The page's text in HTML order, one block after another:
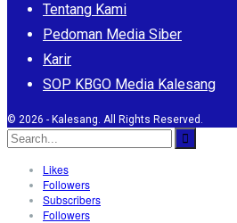
Tentang Kami
Pedoman Media Siber
Karir
SOP KBGO Media Kalesang
© 2026 - Kalesang. All Rights Reserved.
Likes
Followers
Subscribers
Followers